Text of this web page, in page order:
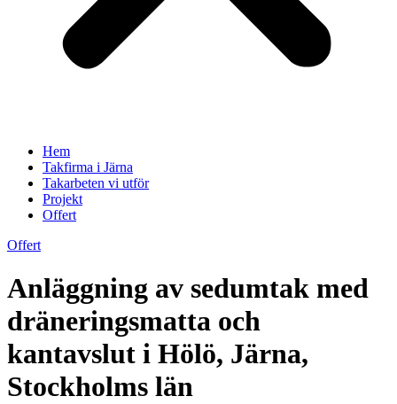
Hem
Takfirma i Järna
Takarbeten vi utför
Projekt
Offert
Offert
Anläggning av sedumtak med
dräneringsmatta och
kantavslut i Hölö, Järna,
Stockholms län